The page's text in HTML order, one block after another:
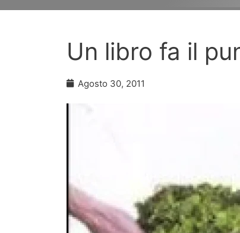
Un libro fa il
Agosto 30, 2011